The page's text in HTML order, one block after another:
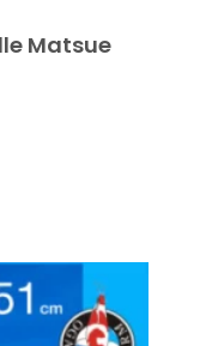
Matsue